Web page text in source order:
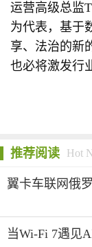
运营高级总监
为代表，基于
享、法治的新
也必将激发行
推荐阅读 Hot
翼卡车联网俄
当Wi-Fi 7遇见